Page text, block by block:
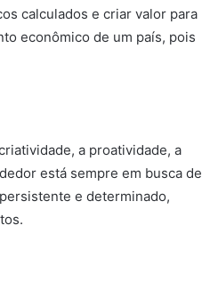
calculados e criar valor para
econômico de um país, pois
a proatividade, a
está sempre em busca de
e determinado,